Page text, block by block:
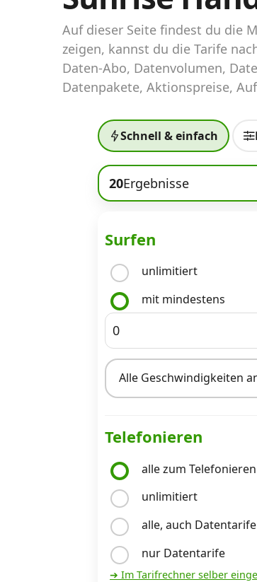
Abos für Tablets, Hotspots und Smart
Tarifrechner Handy-Abo
Der gute alte Tarifrechner im neuen
Alle Anbieter
Mobilfunknetz Schweiz
Handy-Abo-Aktionen
Handy-Abo kündigen oder
Alle Mobile-Vergleiche
Internet, TV, Telefon
Auf dieser Seite findest du die
zeigen, kannst du die Tarife
Daten-Abo, Datenvolumen,
Datenpakete, Aktionspreise,
Schnell & einfach
20Ergebnisse
Surfen
unlimitiert
mit mindestens
Alle Geschwindigkeiten
Telefonieren
alle zum Telefonieren
unlimitiert
alle, auch Datentarife
nur Datentarife
➔ Im Tarifrechner selber